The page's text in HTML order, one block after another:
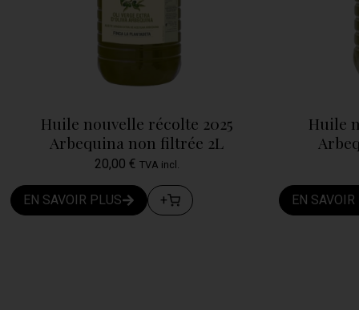
Huile nouvelle récolte 2025
Arbequina non filtrée 2L
20,00 € TVA incl.
EN SAVOIR PLUS +
Huile
EN